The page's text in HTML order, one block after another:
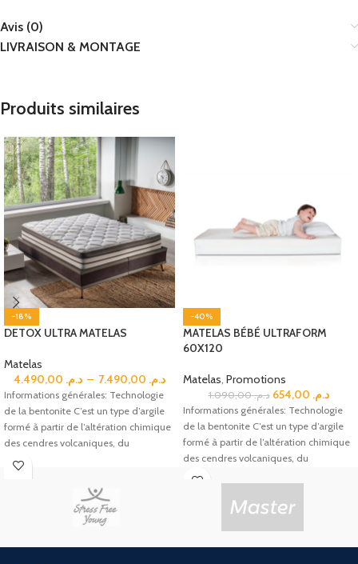
Avis (0)
LIVRAISON & MONTAGE
Produits similaires
-18%
DETOX ULTRA MATELAS
Matelas
د.م. – د.م.
Informations générales: Technologie
de la bentonite C’est un type d’argile
formé à partir de l’altération chimique
des cendres volcaniques, du
-40%
MATELAS BÉBÉ ULTRAFORM
60X120
Matelas, Promotions
د.م.1.090,00 د.م.
Informations générales: Technologie
de la bentonite C’est un type d’argile
formé à partir de l’altération chimique
des cendres volcaniques, du